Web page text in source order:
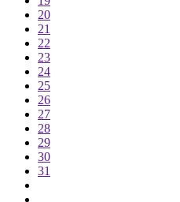
20
21
22
23
24
25
26
27
28
29
30
31